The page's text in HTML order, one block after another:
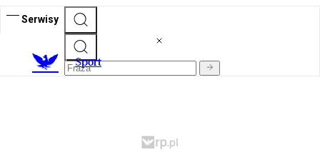
Serwisy
Sport